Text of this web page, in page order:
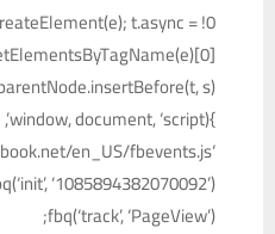
t.async = !0;
s)
}(window, document, ‘script’,
‘https://connect.facebook.net/en_US/fbevents.js’);
‘1085894382070092’);
fbq(‘track’, ‘PageView’);